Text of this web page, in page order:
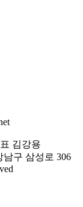
김강용
구 삼성로 306